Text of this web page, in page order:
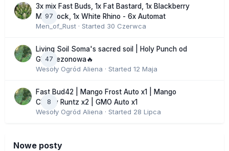
97
3x mix Fast Buds, 1x Fat Bastard, 1x Blackberry
Moonrock, 1x White Rhino - 6x Automat
Men_of_Rust · Started 30 Czerwca
47
Living Soil Soma's sacred soil | Holy Punch od
GHS sezonowa🔥
Wesoły Ogród Aliena · Started 12 Maja
8
Fast Bud42 | Mango Frost Auto x1 | Mango
Cherry Runtz x2 | GMO Auto x1
Wesoły Ogród Aliena · Started 28 Lipca
Nowe posty